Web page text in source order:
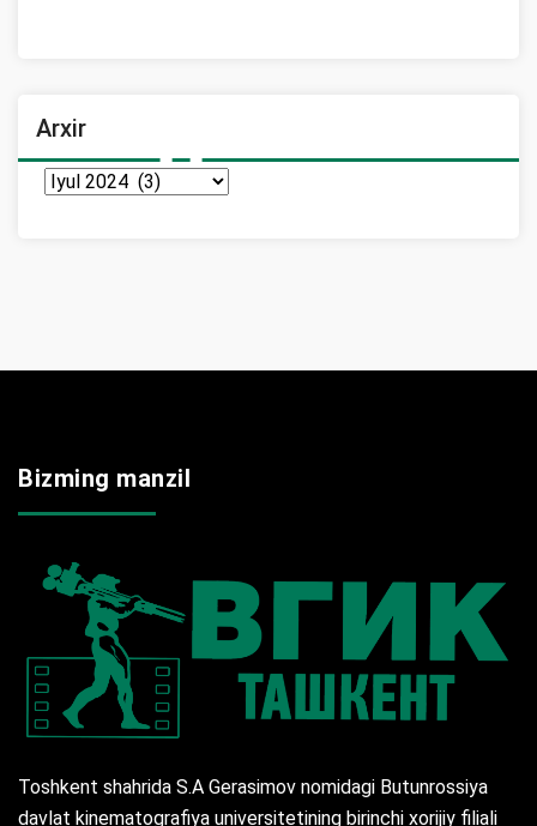
Arxir
Arxir
Bizming manzil
Toshkent shahrida S.A Gerasimov nomidagi Butunrossiya
davlat kinematografiya universitetining birinchi xorijiy filiali